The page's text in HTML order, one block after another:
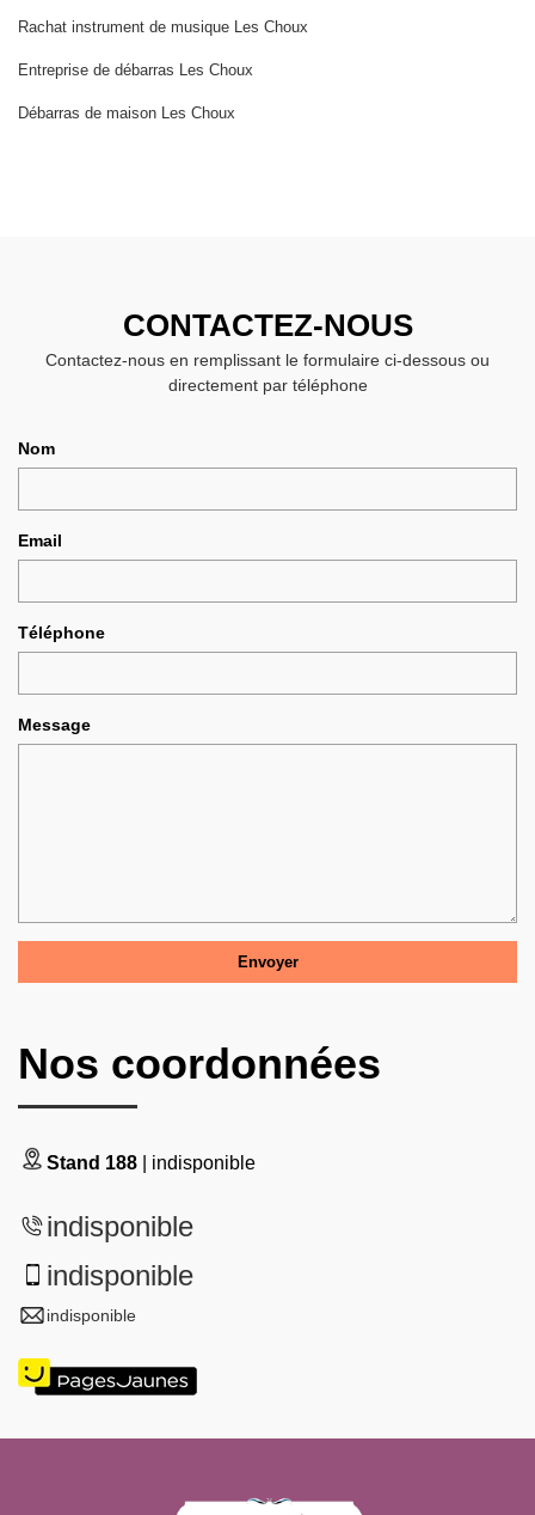
Rachat instrument de musique Les Choux
Entreprise de débarras Les Choux
Débarras de maison Les Choux
CONTACTEZ-NOUS
Contactez-nous en remplissant le formulaire ci-dessous ou
directement par téléphone
Nom
Email
Téléphone
Message
Nos coordonnées
Stand 188 | indisponible
indisponible
indisponible
indisponible